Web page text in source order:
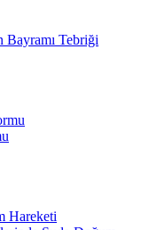
Bayramı Tebriği
Hareketi